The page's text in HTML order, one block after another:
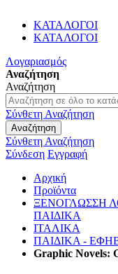
ΚΑΤΑΛΟΓΟΙ
ΚΑΤΑΛΟΓΟΙ
Λογαριασμός
Αναζήτηση
Αναζήτηση
Σύνθετη Αναζήτηση
Αναζήτηση
Σύνθετη Αναζήτηση
Σύνδεση Εγγραφή
Αρχική
Προϊόντα
ΞΕΝΟΓΛΩΣΣΗ
ΠΑΙΔΙΚΑ
ΙΤΑΛΙΚΑ
ΠΑΙΔΙΚΑ -
Graphic Novels: